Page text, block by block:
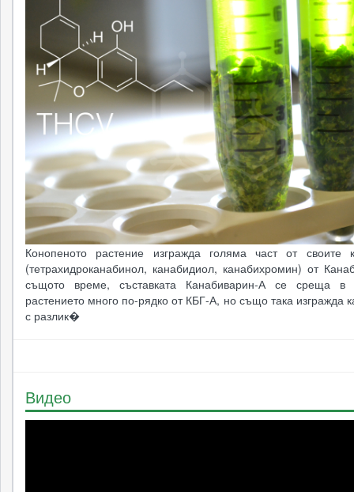
Конопеното растение изгражда голяма част от своите
(тетрахидроканабинол, канабидиол, канабихромин) от
същото време, съставката Канабиварин-А се среща в
растението много по-рядко от КБГ-А, но също така изгражда
с разлик�
Видео